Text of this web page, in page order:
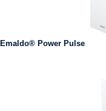
Emaldo® Power Pulse